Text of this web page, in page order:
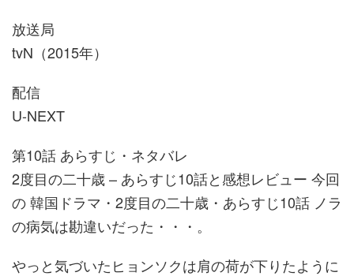
放送局
tvN（2015年）
配信
U-NEXT
第10話 あらすじ・ネタバレ
2度目の二十歳 – あらすじ10話と感想レビュー 今回
の 韓国ドラマ・2度目の二十歳・あらすじ10話 ノラ
の病気は勘違いだった・・・。
やっと気づいたヒョンソクは肩の荷が下りたように